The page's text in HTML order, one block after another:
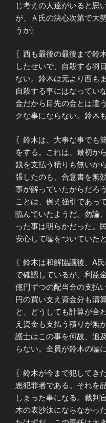
じ考えの人達がいると思
が、Ａ氏の決心次第で大
うか〗
〖西も最後の最後まで鈴
したせいで、自殺する羽
ない。鈴木は元より西も
自殺する事にはなってい
金だから目先の金とは違
クな事にならない。鈴木
〖鈴木は、大事な事でも
をする。これは、最初か
銭を支払う積りも無いか
張したのも、合意書を無
事が解っていたからだろ
ことは、例え強引であっ
臨んでいたようだ。勿論
った事は明らかだった。
安心して嘘をついていた
〖鈴木は和解協議後、A
で確認しているが、利益
億円ずつの配当金の支払
円の買い支え資金分も清
と、どうしても計算が合
え資金も支払う積りが無
護士はこの事を何故、追
らない。全員が鈴木の嘘
〖鈴木が今まで犯してき
悪犯罪者である。それを
しまった事になる。裁判
木の表沙汰にならなかっ